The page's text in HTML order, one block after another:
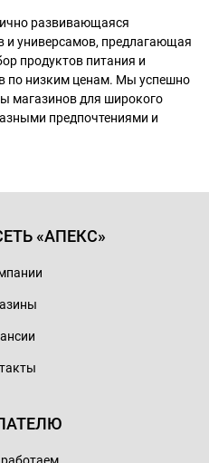
развивающаяся
и универсамов, предлагающая
продуктов питания и
по низким ценам. Мы успешно
магазинов для широкого
предпочтениями и
«АПЕКС»